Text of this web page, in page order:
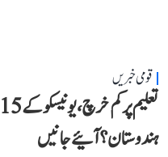
قومی خبریں
ہندوستان؟ آئیے جانیں